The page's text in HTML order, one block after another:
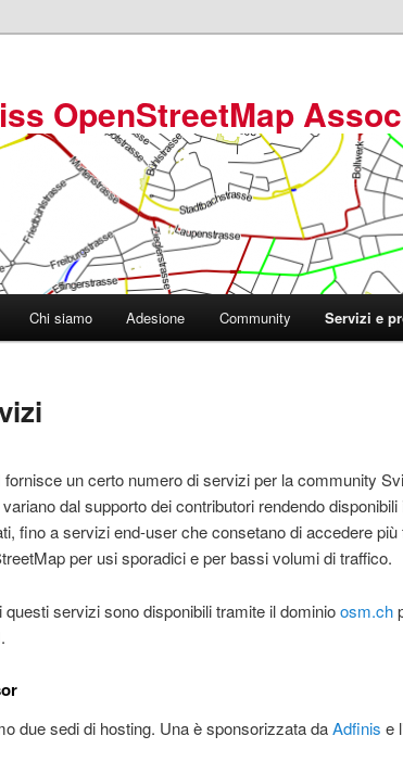
OpenStreetMap
Chi siamo Adesione Community Servizi e
un certo numero di servizi per la community
dal supporto dei contributori rendendo
fino a servizi end-user che consetano di accedere
per usi sporadici e per bassi volumi di traffico.
questi servizi sono disponibili tramite il dominioosm.ch
due sedi di hosting. Una è sponsorizzata daAdfinis e